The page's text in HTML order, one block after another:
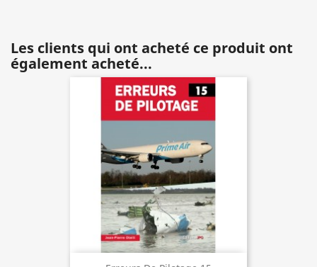
Les clients qui ont acheté ce produit ont
également acheté...